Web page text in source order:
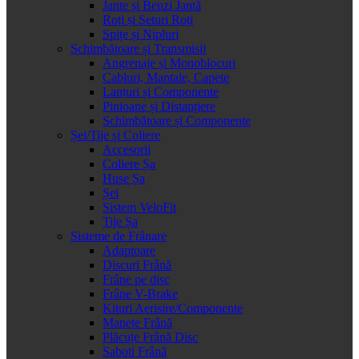
Jante și Benzi Jantă
Roți și Seturi Roți
Spițe și Nipluri
Schimbătoare și Transmisii
Angrenaje și Monoblocuri
Cabluri, Mantale, Capete
Lanțuri și Componente
Pinioane și Distanțiere
Schimbătoare și Componente
Șei/Tije și Coliere
Accesorii
Coliere Șa
Huse Șa
Șei
Sistem VeloFit
Tije Șa
Sisteme de Frânare
Adaptoare
Discuri Frână
Frâne pe disc
Frâne V-Brake
Kituri Aerisire/Componente
Manete Frână
Plăcuțe Frână Disc
Saboti Frână